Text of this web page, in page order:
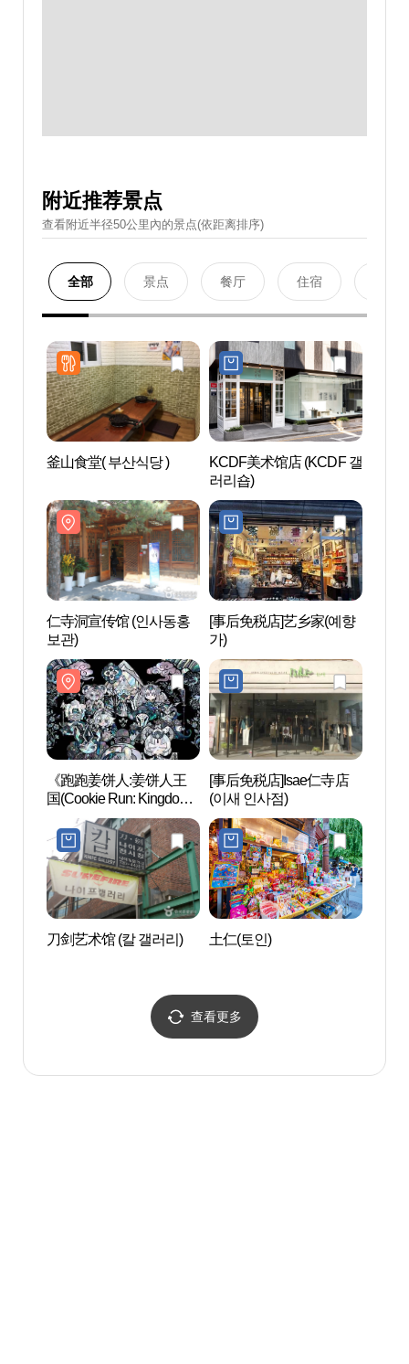
附近推荐景点
查看附近半径50公里內的景点(依距离排序)
全部 景点 餐厅 住宿
釜山食堂( 부산식당 )
KCDF美术馆店 (KCDF 갤
러리숍)
仁寺洞宣传馆 (인사동홍
보관)
[事后免税店]艺乡家(예향
가)
《跑跑姜饼人:姜饼人王
国(Cookie Run: Kingdom)
艺术跨界合作特别展-伟
大王国的遗产》(쿠키런 :
킹덤 아트 콜라보 프로젝
트 특별전 - 위대한 왕국의
유산)
[事后免税店]Isae仁寺店
(이새 인사점)
刀剑艺术馆 (칼 갤러리) 土仁(토인)
查看更多